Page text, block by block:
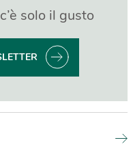
solo il gusto